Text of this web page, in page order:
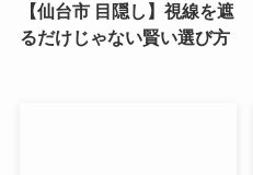
【仙台市 目隠し】視線を遮
るだけじゃない賢い選び方